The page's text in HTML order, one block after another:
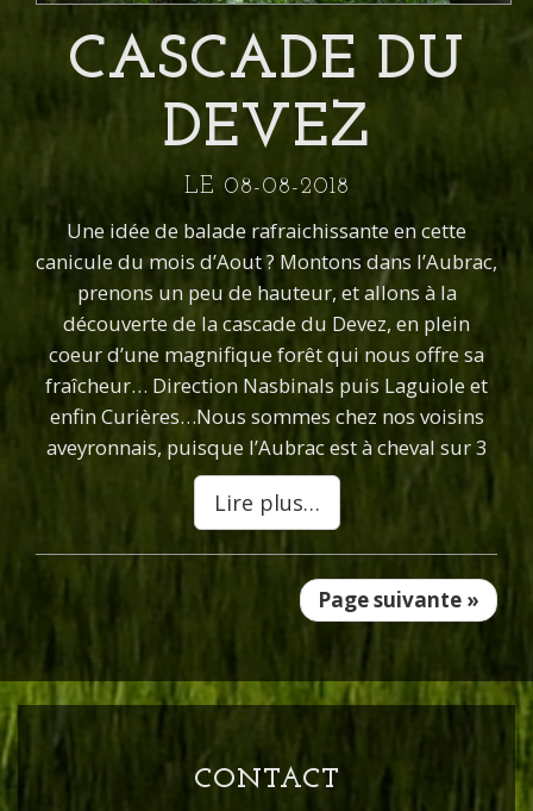
CASCADE DU
DEVEZ
LE 08-08-2018
Une idée de balade rafraichissante en cette
canicule du mois d’Aout ? Montons dans l’Aubrac,
prenons un peu de hauteur, et allons à la
découverte de la cascade du Devez, en plein
coeur d’une magnifique forêt qui nous offre sa
fraîcheur… Direction Nasbinals puis Laguiole et
enfin Curières…Nous sommes chez nos voisins
aveyronnais, puisque l’Aubrac est à cheval sur 3
Lire plus…
Page suivante »
CONTACT